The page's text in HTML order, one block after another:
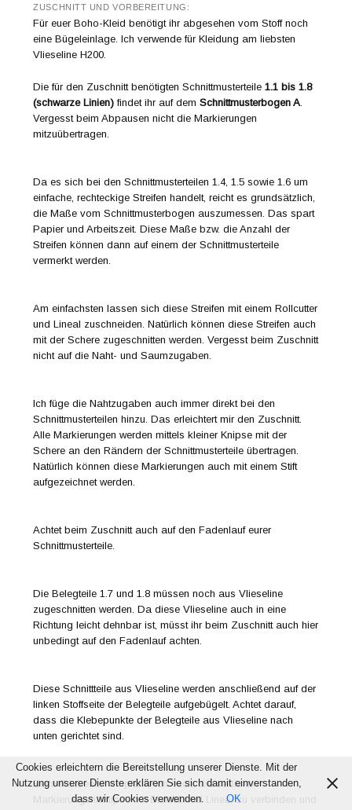
ZUSCHNITT UND VORBEREITUNG:
Für euer Boho-Kleid benötigt ihr abgesehen vom Stoff noch
eine Bügeleinlage. Ich verwende für Kleidung am liebsten
Vlieseline H200.
Die für den Zuschnitt benötigten Schnittmusterteile1.1 bis 1.8
(schwarze Linien) findet ihr auf demSchnittmusterbogen A.
Vergesst beim Abpausen nicht die Markierungen
mitzuübertragen.
Da es sich bei den Schnittmusterteilen 1.4, 1.5 sowie 1.6 um
einfache, rechteckige Streifen handelt, reicht es grundsätzlich,
die Maße vom Schnittmusterbogen auszumessen. Das spart
Papier und Arbeitszeit. Diese Maße bzw. die Anzahl der
Streifen können dann auf einem der Schnittmusterteile
vermerkt werden.
Am einfachsten lassen sich diese Streifen mit einem Rollcutter
und Lineal zuschneiden. Natürlich können diese Streifen auch
mit der Schere zugeschnitten werden. Vergesst beim Zuschnitt
nicht auf die Naht- und Saumzugaben.
Ich füge die Nahtzugaben auch immer direkt bei den
Schnittmusterteilen hinzu. Das erleichtert mir den Zuschnitt.
Alle Markierungen werden mittels kleiner Knipse mit der
Schere an den Rändern der Schnittmusterteile übertragen.
Natürlich können diese Markierungen auch mit einem Stift
aufgezeichnet werden.
Achtet beim Zuschnitt auch auf den Fadenlauf eurer
Schnittmusterteile.
Die Belegteile 1.7 und 1.8 müssen noch aus Vlieseline
zugeschnitten werden. Da diese Vlieseline auch in eine
Richtung leicht dehnbar ist, müsst ihr beim Zuschnitt auch hier
unbedingt auf den Fadenlauf achten.
Diese Schnittteile aus Vlieseline werden anschließend auf der
linken Stoffseite der Belegteile aufgebügelt. Achtet darauf,
dass die Klebepunkte der Belegteile aus Vlieseline nach
unten gerichtet sind.
Beim Rückenteil empfehle ich euch, die seitlichen
Markierungen/Knipse mit Bleistift und Lineal zu verbinden und
Cookies erleichtern die Bereitstellung unserer Dienste. Mit der
Nutzung unserer Dienste erklären Sie sich damit einverstanden,
dass wir Cookies verwenden.
OK